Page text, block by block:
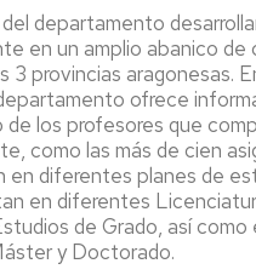
departamento
en un amplio abanico de
3 provincias aragonesas.
ofrece
los profesores que
como las más de cien
en diferentes planes de
en diferentes
de Grado, así como
y Doctorado.